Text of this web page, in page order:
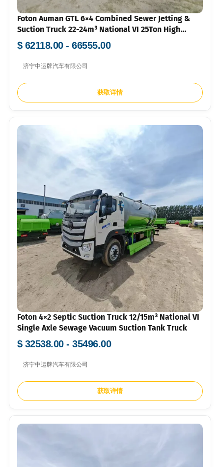
Foton Auman GTL 6×4 Combined Sewer Jetting &
Suction Truck 22-24m³ National VI 25Ton High
Pressure Vacuum Sewage Truck
$ 62118.00 - 66555.00
济宁中运牌汽车有限公司
获取详情
Foton 4×2 Septic Suction Truck 12/15m³ National VI
Single Axle Sewage Vacuum Suction Tank Truck
$ 32538.00 - 35496.00
济宁中运牌汽车有限公司
获取详情